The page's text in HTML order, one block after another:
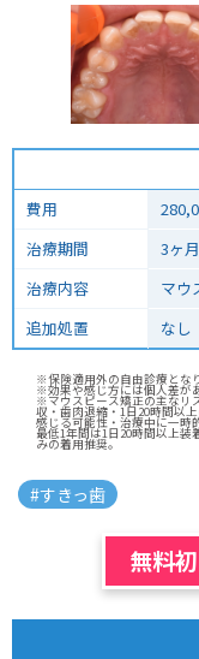
費用
治療期間
3ヶ月
治療内容
マウ
追加処置
なし
※保険適用外の自由診療とな
※効果や感じ方には個人差が
※マウスピース矯正の主なリ
収・歯肉退縮・1日20時間以
感じる可能性・治療中に一時
最低1年間は1日20時間以上
みの着用推奨。
#すきっ歯
無料